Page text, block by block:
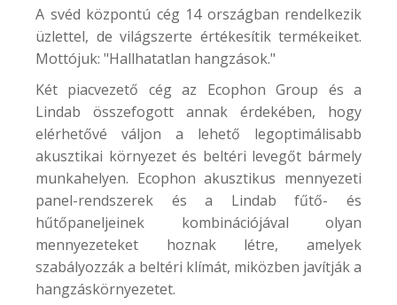
A svéd központú cég 14 országban rendelkezik
üzlettel, de világszerte értékesítik termékeiket.
Mottójuk: "Hallhatatlan hangzások."
Két piacvezető cég az Ecophon Group és a
Lindab összefogott annak érdekében, hogy
elérhetővé váljon a lehető legoptimálisabb
akusztikai környezet és beltéri levegőt bármely
munkahelyen. Ecophon akusztikus mennyezeti
panel-rendszerek és a Lindab fűtő- és
hűtőpaneljeinek kombinációjával olyan
mennyezeteket hoznak létre, amelyek
szabályozzák a beltéri klímát, miközben javítják a
hangzáskörnyezetet.